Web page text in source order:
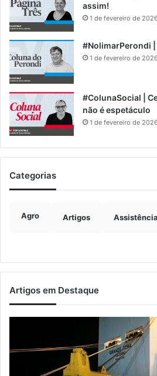
assim!
1 de fevereiro de 2026
#NolimarPerondi
1 de fevereiro de 2026
#ColunaSocial |
não é espetáculo
1 de fevereiro de 2026
Categorias
Agro Artigos
Artigos em Destaque
Roca